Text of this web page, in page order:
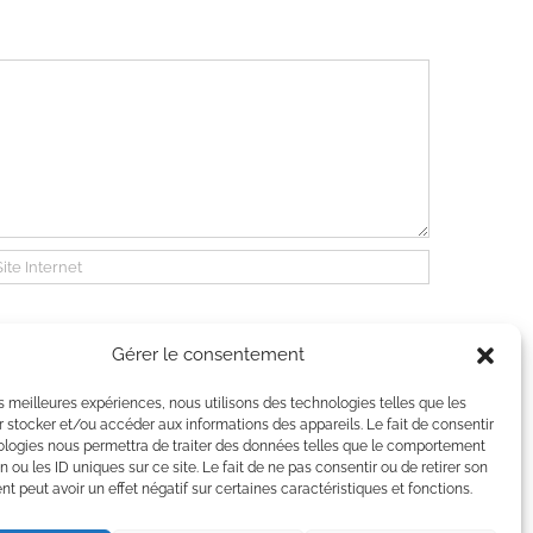
Gérer le consentement
meilleures expériences, nous utilisons des technologies telles que les
stocker et/ou accéder aux informations des appareils. Le fait de consentir
nous permettra de traiter des données telles que le comportement
ou les ID uniques sur ce site. Le fait de ne pas consentir ou de retirer son
peut avoir un effet négatif sur certaines caractéristiques et fonctions.